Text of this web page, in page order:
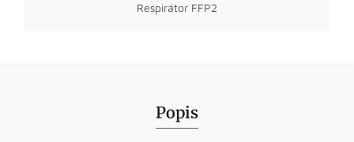
Respirátor FFP2
Popis